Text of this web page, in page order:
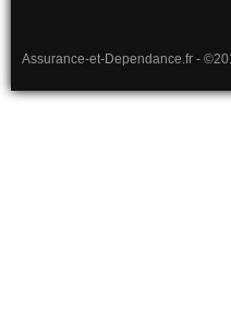
Assurance-et-Dependance.fr -